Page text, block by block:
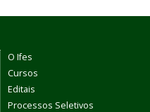
O Ifes
Cursos
Editais
Processos Seletivos